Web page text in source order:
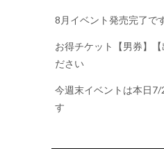
8月イベント発売完了で
お得チケット【男券】
ださい
今週末イベントは本日
す